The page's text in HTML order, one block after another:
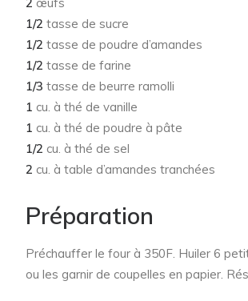
1/2 tasse de sucre
1/2 tasse de poudre d’amandes
1/2 tasse de farine
1/3 tasse de beurre ramolli
1 cu. à thé de vanille
1 cu. à thé de poudre à pâte
1/2 cu. à thé de sel
2 cu. à table d’amandes tranchées
Préparation
Préchauffer le four à 350F. Huiler 6
ou les garnir de coupelles en papier.